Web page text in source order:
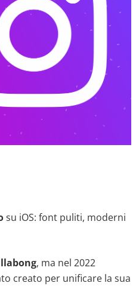
su iOS: font puliti, moderni
, ma nel 2022
creato per unificare la sua